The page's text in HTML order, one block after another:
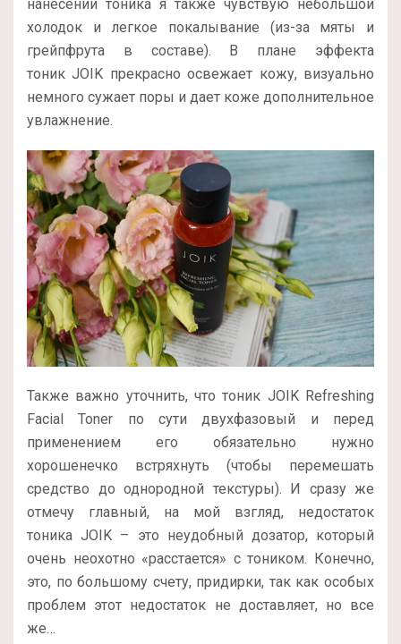
нанесении тоника я также чувствую небольшой
холодок и легкое покалывание (из-за мяты и
грейпфрута в составе). В плане эффекта
тоник JOIK прекрасно освежает кожу, визуально
немного сужает поры и дает коже дополнительное
увлажнение.
Также важно уточнить, что тоник JOIK Refreshing
Facial Toner по сути двухфазовый и перед
применением его обязательно нужно
хорошенечко встряхнуть (чтобы перемешать
средство до однородной текстуры). И сразу же
отмечу главный, на мой взгляд, недостаток
тоника JOIK – это неудобный дозатор, который
очень неохотно «расстается» с тоником. Конечно,
это, по большому счету, придирки, так как особых
проблем этот недостаток не доставляет, но все
же…